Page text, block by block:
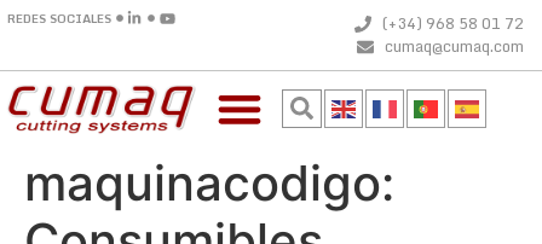
REDES SOCIALES
(+34) 968 58 01 72
cumaq@cumaq.com
maquinacodigo: